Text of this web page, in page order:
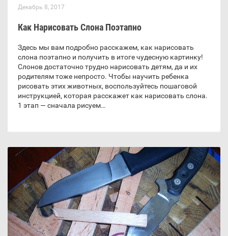
Декабрь 8, 2017
Как Нарисовать Слона Поэтапно
Здесь мы вам подробно расскажем, как нарисовать
слона поэтапно и получить в итоге чудесную картинку!
Слонов достаточно трудно нарисовать детям, да и их
родителям тоже непросто. Чтобы научить ребенка
рисовать этих животных, воспользуйтесь пошаговой
инструкцией, которая расскажет как нарисовать слона.
1 этап — сначала рисуем…